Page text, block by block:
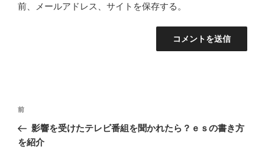
前、メールアドレス、サイトを保存する。
投
ナ
前
の
投
前
影響を受けたテレビ番組を聞かれたら？ｅｓの書き方
を紹介